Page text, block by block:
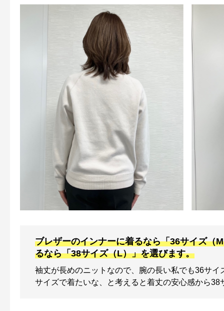
ブレザーのインナーに着るなら「36サイズ（
るなら「38サイズ（L）」を選びます。
袖丈が長めのニットなので、腕の長い私でも36サ
サイズで着たいな、と考えると着丈の安心感から38